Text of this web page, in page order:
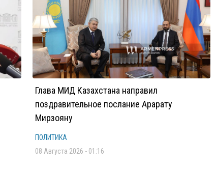
Глава МИД Казахстана направил
поздравительное послание Арарату
Мирзояну
ПОЛИТИКА
08 Августа 2026 - 01:16